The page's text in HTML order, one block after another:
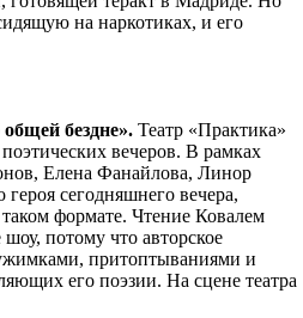
на наркотиках, и его
бездне». Театр «Практика»
вечеров. В рамках
Елена Фанайлова, Линор
сегодняшнего вечера,
таком формате. Чтение Ковалем
потому что авторское
притоптываниями и
его поэзии. На сцене театра